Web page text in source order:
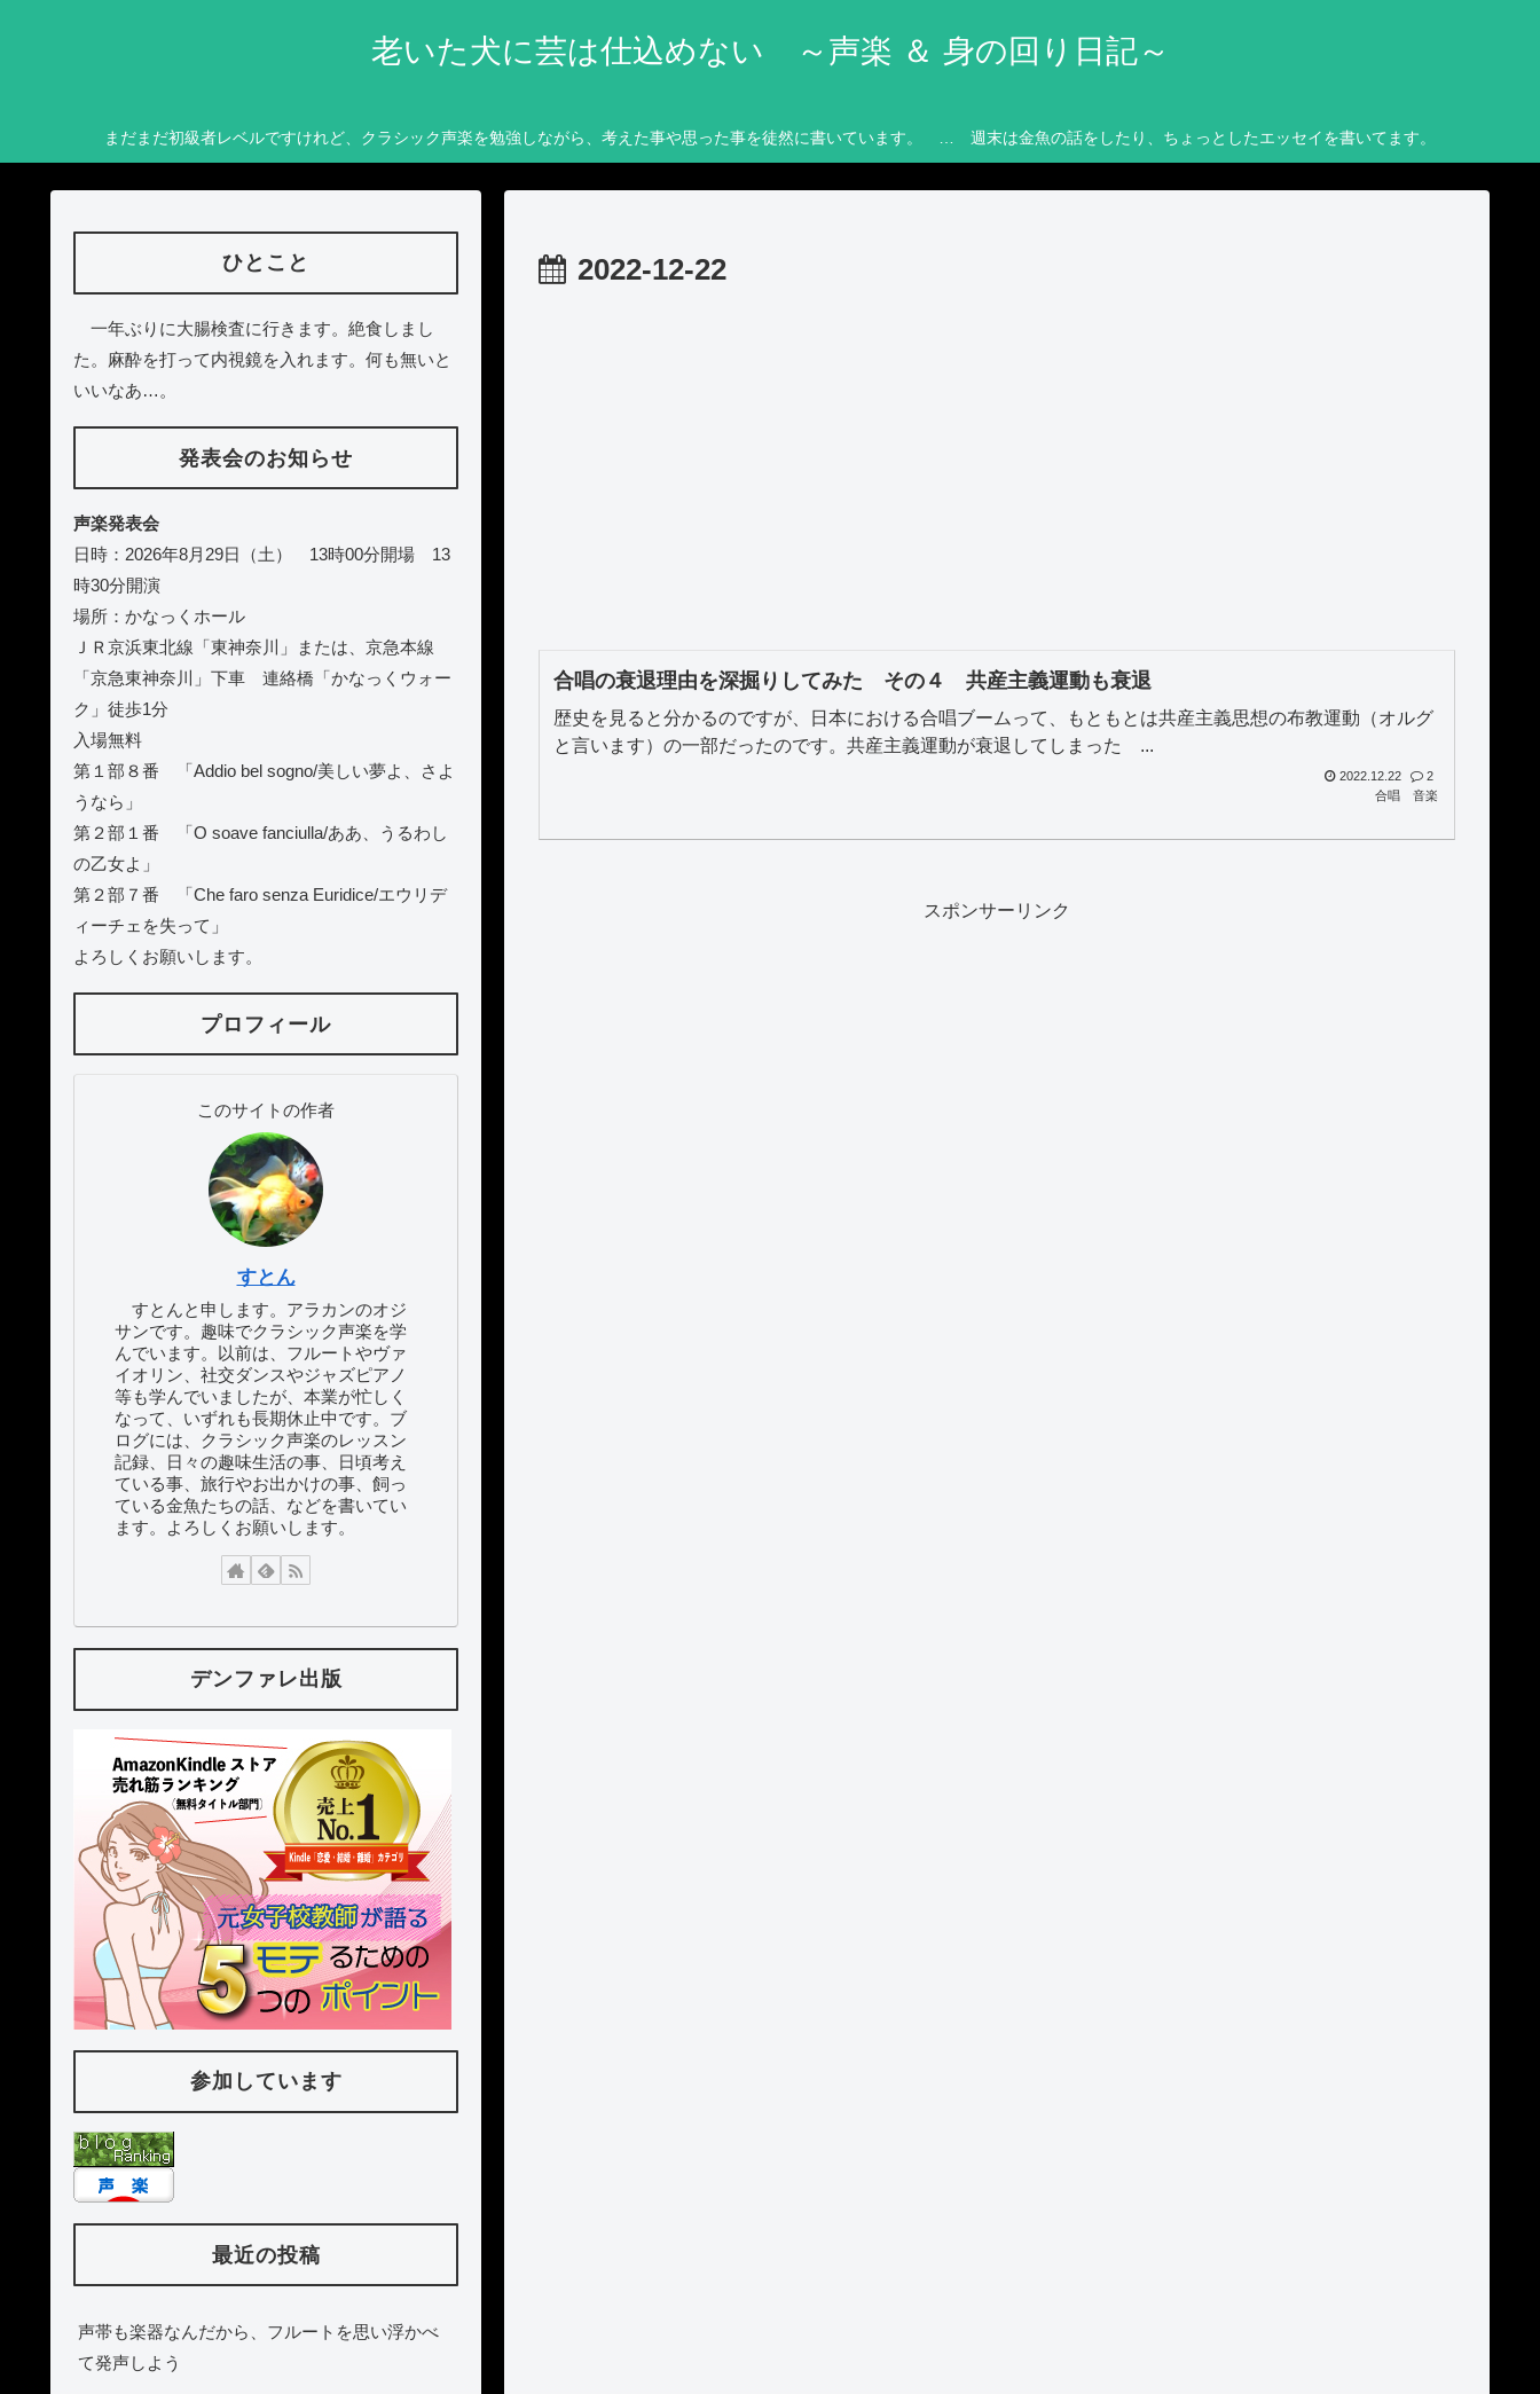
老いた犬に芸は仕込めない ～声楽 ＆ 身の回り日記～
まだまだ初級者レベルですけれど、クラシック声楽を勉強しながら、考えた事や思った事を徒然に書いています。 … 週末は金魚の話をしたり、ちょっとしたエッセイを書いてます。
2022-12-22
合唱の衰退理由を深掘りしてみた その４ 共産主義運動も衰退
歴史を見ると分かるのですが、日本における合唱ブームって、もともとは共産主義思想の布教運動（オルグ
と言います）の一部だったのです。共産主義運動が衰退してしまった ...
2022.12.22
2
合唱
音楽
スポンサーリンク
ひとこと
一年ぶりに大腸検査に行きます。絶食しまし
た。麻酔を打って内視鏡を入れます。何も無いと
いいなあ…。
発表会のお知らせ
声楽発表会
日時：2026年8月29日（土） 13時00分開場 13
時30分開演
場所：かなっくホール
ＪＲ京浜東北線「東神奈川」または、京急本線
「京急東神奈川」下車 連絡橋「かなっくウォー
ク」徒歩1分
入場無料
第１部８番 「Addio bel sogno/美しい夢よ、さよ
うなら」
第２部１番 「O soave fanciulla/ああ、うるわし
の乙女よ」
第２部７番 「Che faro senza Euridice/エウリデ
ィーチェを失って」
よろしくお願いします。
プロフィール
このサイトの作者
すとん
すとんと申します。アラカンのオジ
サンです。趣味でクラシック声楽を学
んでいます。以前は、フルートやヴァ
イオリン、社交ダンスやジャズピアノ
等も学んでいましたが、本業が忙しく
なって、いずれも長期休止中です。ブ
ログには、クラシック声楽のレッスン
記録、日々の趣味生活の事、日頃考え
ている事、旅行やお出かけの事、飼っ
ている金魚たちの話、などを書いてい
ます。よろしくお願いします。
デンファレ出版
参加しています
最近の投稿
声帯も楽器なんだから、フルートを思い浮かべ
て発声しよう